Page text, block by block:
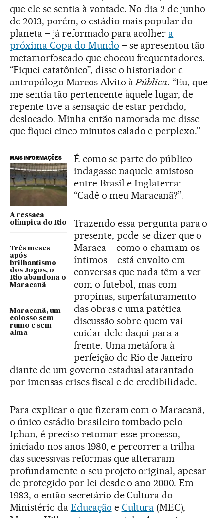
que ele se sentia à vontade. No dia 2 de junho
de 2013, porém, o estádio mais popular do
planeta – já reformado para acolher a
próxima Copa do Mundo – se apresentou tão
metamorfoseado que chocou frequentadores.
“Fiquei catatônico”, disse o historiador e
antropólogo Marcos Alvito àPública. “Eu, que
me sentia tão pertencente àquele lugar, de
repente tive a sensação de estar perdido,
deslocado. Minha então namorada me disse
que fiquei cinco minutos calado e perplexo.”
MAIS INFORMAÇÕES
A ressaca
olímpica do Rio
Três meses
após
brilhantismo
dos Jogos, o
Rio abandona o
Maracanã
Maracanã, um
colosso sem
rumo e sem
alma
É como se parte do público
indagasse naquele amistoso
entre Brasil e Inglaterra:
“Cadê o meu Maracanã?”.
Trazendo essa pergunta para o
presente, pode-se dizer que o
Maraca – como o chamam os
íntimos – está envolto em
conversas que nada têm a ver
com o futebol, mas com
propinas, superfaturamento
das obras e uma patética
discussão sobre quem vai
cuidar dele daqui para a
frente. Uma metáfora à
perfeição do Rio de Janeiro
diante de um governo estadual atarantado
por imensas crises fiscal e de credibilidade.
Para explicar o que fizeram com o Maracanã,
o único estádio brasileiro tombado pelo
Iphan, é preciso retomar esse processo,
iniciado nos anos 1980, e percorrer a trilha
das sucessivas reformas que alteraram
profundamente o seu projeto original, apesar
de protegido por lei desde o ano 2000. Em
1983, o então secretário de Cultura do
Ministério da Educação e Cultura (MEC),